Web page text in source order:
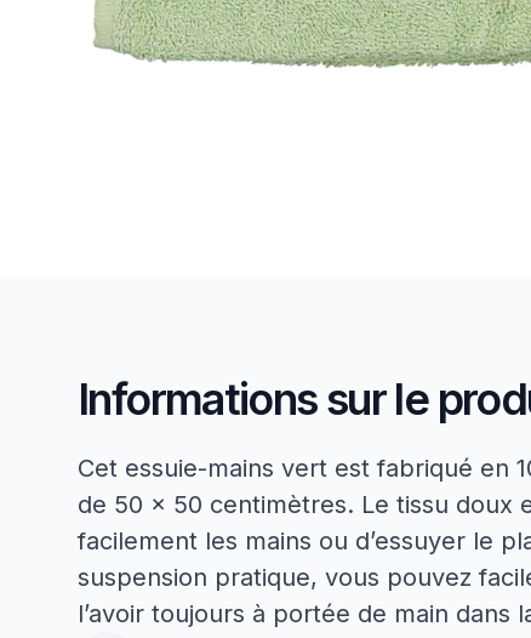
Informations sur le
Cet essuie-mains vert est fabriqué en
de 50 x 50 centimètres. Le tissu doux
facilement les mains ou d’essuyer le
suspension pratique, vous pouvez
l’avoir toujours à portée de main dans